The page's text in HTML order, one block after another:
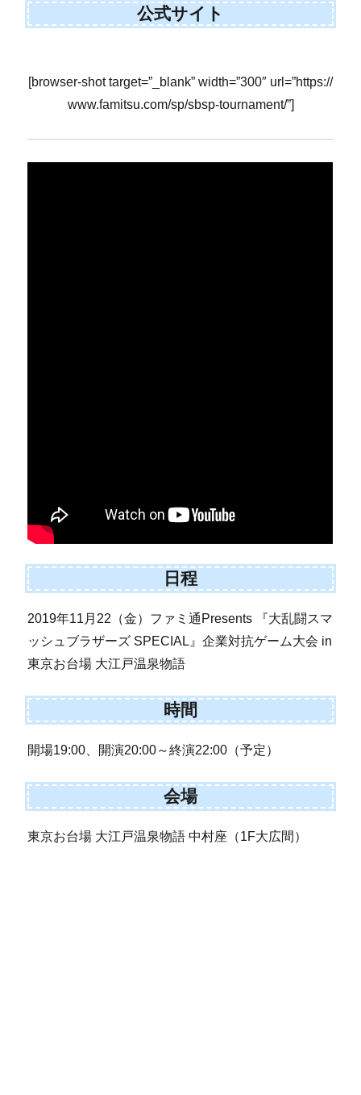
公式サイト
[browser-shot target=”_blank” width=”300″ url=”https://
www.famitsu.com/sp/sbsp-tournament/”]
日程
2019年11月22（金）ファミ通Presents 『大乱闘スマ
ッシュブラザーズ SPECIAL』企業対抗ゲーム大会 in
東京お台場 大江戸温泉物語
時間
開場19:00、開演20:00～終演22:00（予定）
会場
東京お台場 大江戸温泉物語 中村座（1F大広間）